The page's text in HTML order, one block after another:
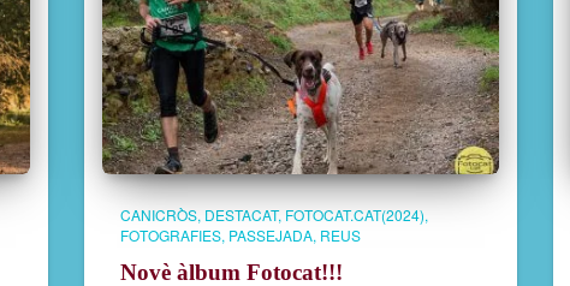
CANICRÒS DESTACAT FOTOCAT.CAT(2024)
FOTOGRAFIES PASSEJADA REUS
Novè àlbum Fotocat!!!